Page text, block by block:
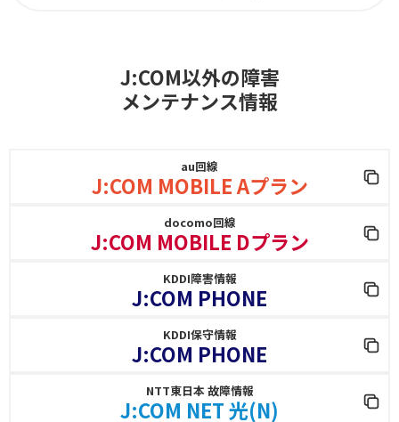
J:COM以外の障害
メンテナンス情報
au回線
J:COM MOBILE Aプラン
docomo回線
J:COM MOBILE Dプラン
KDDI障害情報
J:COM PHONE
KDDI保守情報
J:COM PHONE
NTT東日本 故障情報
J:COM NET 光(N)